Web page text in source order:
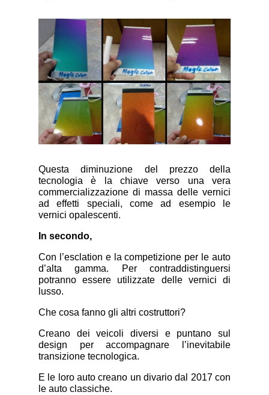
Questa diminuzione del prezzo della
tecnologia è la chiave verso una vera
commercializzazione di massa delle vernici
ad effetti speciali, come ad esempio le
vernici opalescenti.
In secondo,
Con l’esclation e la competizione per le auto
d’alta gamma. Per contraddistinguersi
potranno essere utilizzate delle vernici di
lusso.
Che cosa fanno gli altri costruttori?
Creano dei veicoli diversi e puntano sul
design per accompagnare l’inevitabile
transizione tecnologica.
E le loro auto creano un divario dal 2017 con
le auto classiche.